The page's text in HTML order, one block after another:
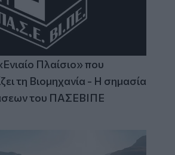
Πλαίσιο» που
τη Βιομηχανία - Η σημασία
του ΠΑΣΕΒΙΠΕ